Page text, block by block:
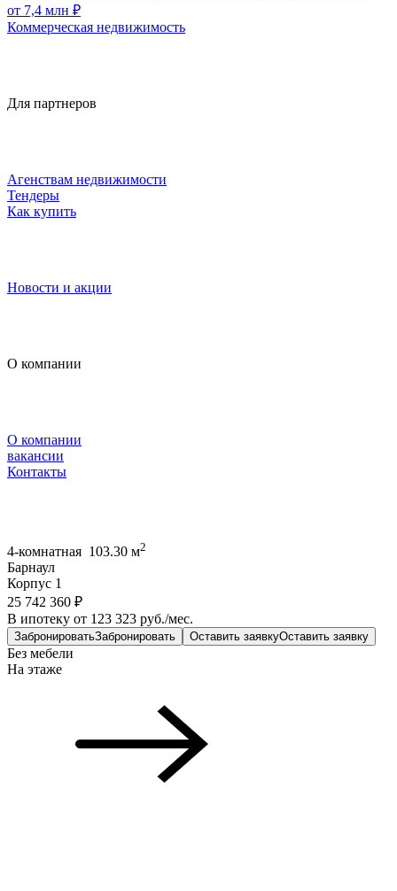
от 7,4 млн ₽
Коммерческая недвижимость
Для партнеров
Агенствам недвижимости
Тендеры
Как купить
Новости и акции
О компании
О компании
вакансии
Контакты
4-комнатная 103.30 м2
Барнаул
Корпус 1
25 742 360 ₽
В ипотеку от 123 323 руб./мес.
ЗабронироватьЗабронировать Оставить заявкуОставить заявку
Без мебели
На этаже